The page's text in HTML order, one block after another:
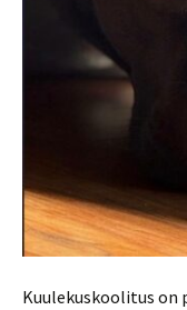
Kuulekuskoolitus on